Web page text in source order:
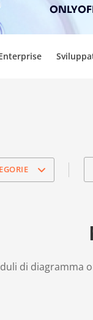
di diagramma